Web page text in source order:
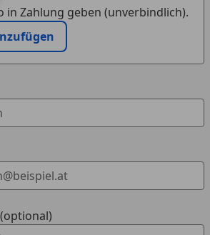
in Zahlung geben (unverbindlich).